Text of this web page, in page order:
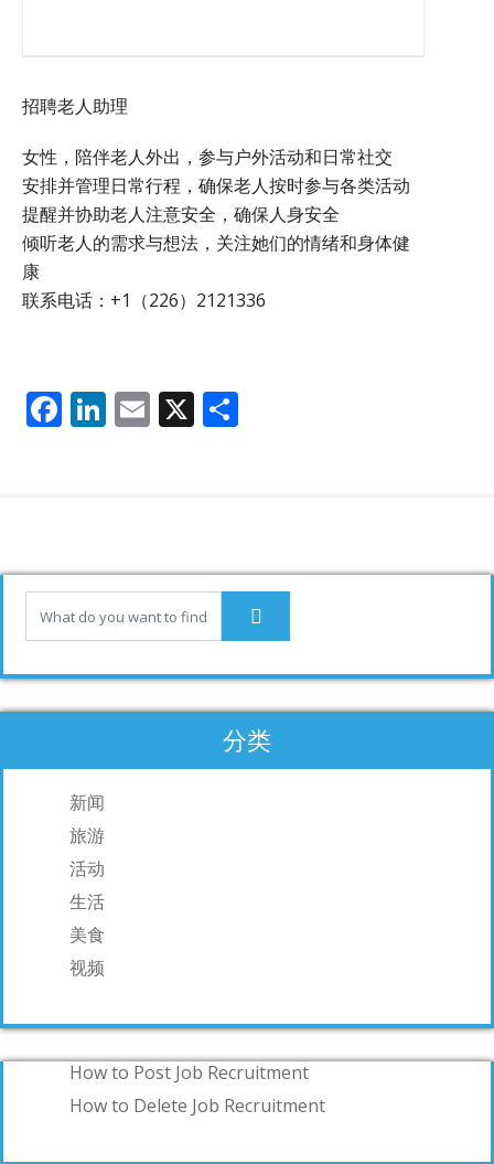
招聘老人助理
女性，陪伴老人外出，参与户外活动和日常社交
安排并管理日常行程，确保老人按时参与各类活动
提醒并协助老人注意安全，确保人身安全
倾听老人的需求与想法，关注她们的情绪和身体健
康
联系电话：+1（226）2121336
F
o
k
Li
n
E X
分类
新闻
旅游
活动
生活
美食
视频
How to Post Job Recruitment
How to Delete Job Recruitment